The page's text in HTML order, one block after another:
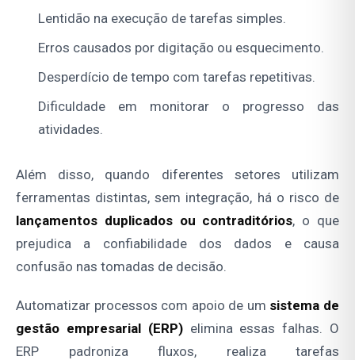
Lentidão na execução de tarefas simples.
Erros causados por digitação ou esquecimento.
Desperdício de tempo com tarefas repetitivas.
Dificuldade em monitorar o progresso das
atividades.
Além disso, quando diferentes setores utilizam
ferramentas distintas, sem integração, há o risco de
lançamentos duplicados ou contraditórios, o que
prejudica a confiabilidade dos dados e causa
confusão nas tomadas de decisão.
Automatizar processos com apoio de um sistema de
gestão empresarial (ERP)elimina essas falhas. O
ERP padroniza fluxos, realiza tarefas